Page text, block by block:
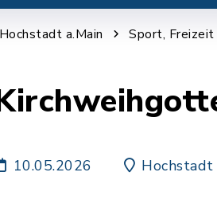
a.Main Sport,
10.05.2026 Hochstadt